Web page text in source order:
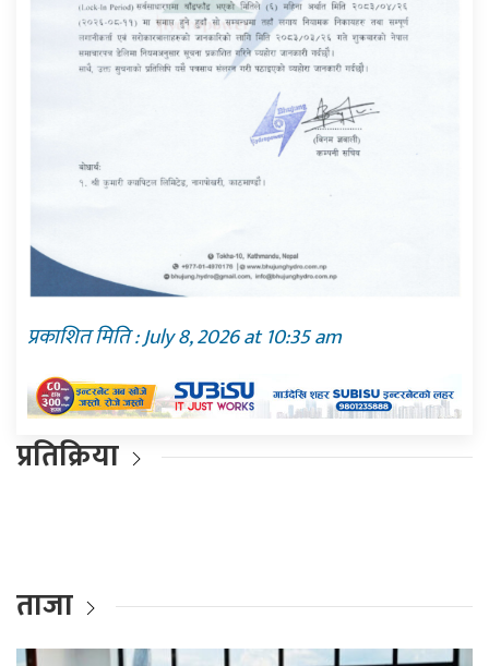
प्रकाशित मिति : July 8, 2026 at 10:35 am
प्रतिक्रिया
ताजा